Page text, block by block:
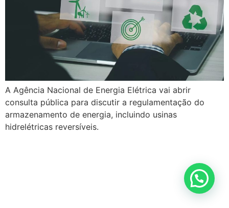
A Agência Nacional de Energia Elétrica vai abrir
consulta pública para discutir a regulamentação do
armazenamento de energia, incluindo usinas
hidrelétricas reversíveis.